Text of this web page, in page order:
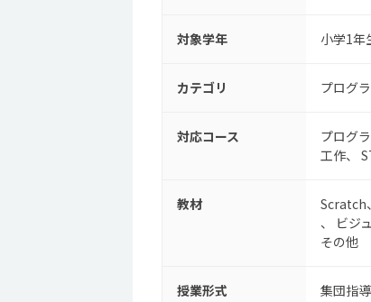
対象学年 小学1年
カテゴリ プログ
対応コース プログ
工作
教材 Scratch
ビジ
その他
授業形式 集団指